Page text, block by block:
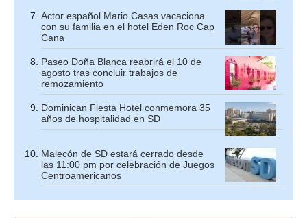
Actor español Mario Casas vacaciona
con su familia en el hotel Eden Roc Cap
Cana
Paseo Doña Blanca reabrirá el 10 de
agosto tras concluir trabajos de
remozamiento
Dominican Fiesta Hotel conmemora 35
años de hospitalidad en SD
Malecón de SD estará cerrado desde
las 11:00 pm por celebración de Juegos
Centroamericanos